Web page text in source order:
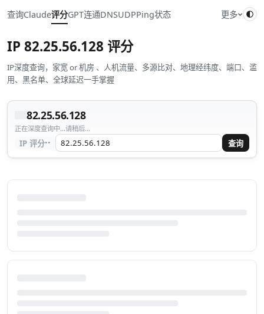
查询Claude评分GPT连通DNSUDPPing状态 更多
IP 82.25.56.128 评分
IP深度查询，家宽 or 机房 、人机流量、多源比对、地理经纬度、端口、滥
用、黑名单、全球延迟一手掌握
82.25.56.128
正在深度查询中...请稍后...
IP 评分·· 查询